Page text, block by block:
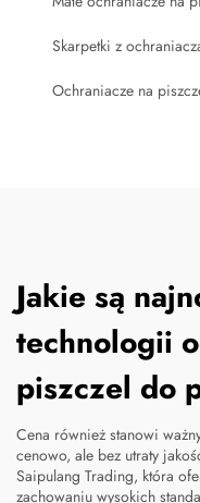
Skarpetki z
Ochraniacze na
Jakie są
technologii
piszczel do
Cena również stanowi
cenowo, ale bez utraty
Saipulang Trading, która
zachowaniu wysokich